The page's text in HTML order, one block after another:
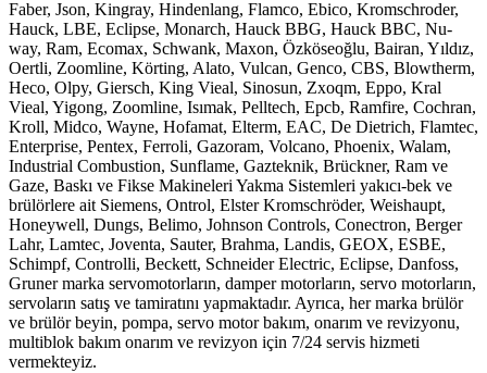
Faber, Json, Kingray, Hindenlang, Flamco, Ebico, Kromschroder,
Hauck, LBE, Eclipse, Monarch, Hauck BBG, Hauck BBC, Nu-
way, Ram, Ecomax, Schwank, Maxon, Özköseoğlu, Bairan, Yıldız,
Oertli, Zoomline, Körting, Alato, Vulcan, Genco, CBS, Blowtherm,
Heco, Olpy, Giersch, King Vieal, Sinosun, Zxoqm, Eppo, Kral
Vieal, Yigong, Zoomline, Isımak, Pelltech, Epcb, Ramfire, Cochran,
Kroll, Midco, Wayne, Hofamat, Elterm, EAC, De Dietrich, Flamtec,
Enterprise, Pentex, Ferroli, Gazoram, Volcano, Phoenix, Walam,
Industrial Combustion, Sunflame, Gazteknik, Brückner, Ram ve
Gaze, Baskı ve Fikse Makineleri Yakma Sistemleri yakıcı-bek ve
brülörlere ait Siemens, Ontrol, Elster Kromschröder, Weishaupt,
Honeywell, Dungs, Belimo, Johnson Controls, Conectron, Berger
Lahr, Lamtec, Joventa, Sauter, Brahma, Landis, GEOX, ESBE,
Schimpf, Controlli, Beckett, Schneider Electric, Eclipse, Danfoss,
Gruner marka servomotorların, damper motorların, servo motorların,
servoların satış ve tamiratını yapmaktadır. Ayrıca, her marka brülör
ve brülör beyin, pompa, servo motor bakım, onarım ve revizyonu,
multiblok bakım onarım ve revizyon için 7/24 servis hizmeti
vermekteyiz.